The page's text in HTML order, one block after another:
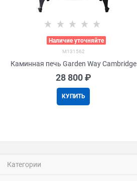
Наличие уточняйте
M131562
Каминная печь Garden Way Cambridge
28 800 ₽
КУПИТЬ
Категории